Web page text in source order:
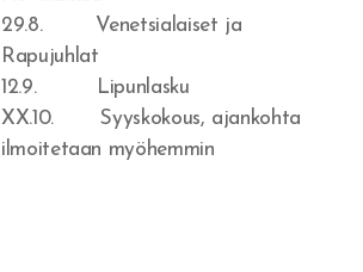
29.8. Venetsialaiset ja
Rapujuhlat
12.9. Lipunlasku
XX.10. Syyskokous, ajankohta
ilmoitetaan myöhemmin